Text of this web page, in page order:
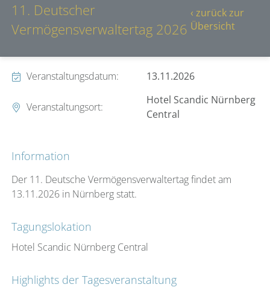
11. Deutscher
Vermögensverwaltertag 2026
‹ zurück zur
Übersicht
Veranstaltungsdatum: 13.11.2026
Veranstaltungsort:
Hotel Scandic Nürnberg
Central
Information
Der 11. Deutsche Vermögensverwaltertag findet am
13.11.2026 in Nürnberg statt.
Tagungslokation
Hotel Scandic Nürnberg Central
Highlights der Tagesveranstaltung